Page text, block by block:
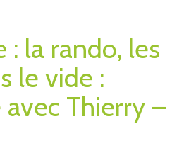
: la rando, les
le vide :
Thierry –